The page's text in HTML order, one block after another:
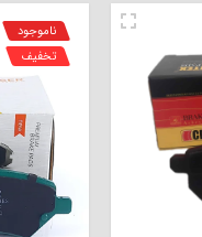
ناموجود
تخفیف